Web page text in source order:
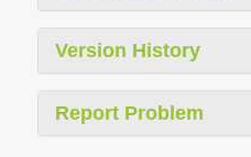
Version History
Report Problem